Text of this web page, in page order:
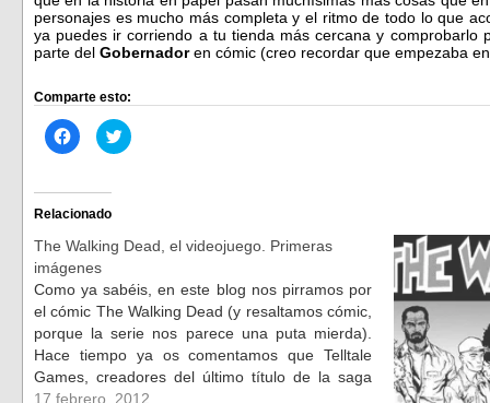
personajes es mucho más completa y el ritmo de todo lo que
ya puedes ir corriendo a tu tienda más cercana y comprobarlo
parte del Gobernadoren cómic (creo recordar que empezaba
Comparte esto:
Haz
clic
Facebook
(Se
abre
en
una
ventana
nueva)
Haz
clic
en
una
Relacionado
The Walking Dead, el videojuego. Primeras
imágenes
Como ya sabéis, en este blog nos pirramos por
el cómic The Walking Dead (y resaltamos cómic,
porque la serie nos parece una puta mierda).
Hace tiempo ya os comentamos que Telltale
Games, creadores del último título de la saga
Monkey Island o los videojuegos basados en
17 febrero, 2012